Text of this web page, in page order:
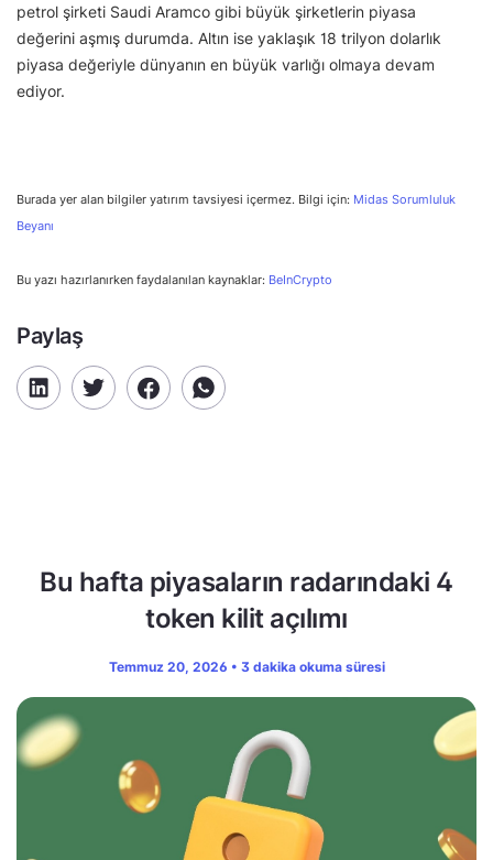
petrol şirketi Saudi Aramco gibi büyük şirketlerin piyasa
değerini aşmış durumda. Altın ise yaklaşık 18 trilyon dolarlık
piyasa değeriyle dünyanın en büyük varlığı olmaya devam
ediyor.
Burada yer alan bilgiler yatırım tavsiyesi içermez. Bilgi için: Midas Sorumluluk
Beyanı
Bu yazı hazırlanırken faydalanılan kaynaklar: BeInCrypto
Paylaş
Bu hafta piyasaların radarındaki 4
token kilit açılımı
Temmuz 20, 2026 • 3 dakika okuma süresi